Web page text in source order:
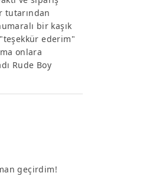
tutarından
bir kaşık
ederim"
onlara
Rude Boy
geçirdim!